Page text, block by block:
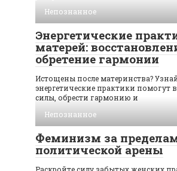
Непознанное
Энергетические
матерей:
обретение гармонии
Истощены после материнства?
энергетические практики помогут
силы, обрести гармонию и
Непознанное
Феминизм за
политической арены